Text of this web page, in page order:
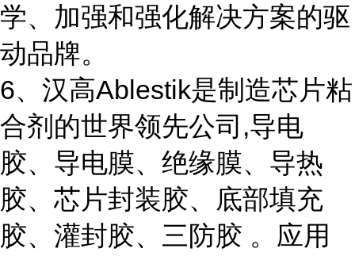
学、加强和强化解决方案的驱
动品牌。
6、汉高Ablestik是制造芯片粘
合剂的世界领先公司,导电
胶、导电膜、绝缘膜、导热
胶、芯片封装胶、底部填充
胶、灌封胶、三防胶 。应用